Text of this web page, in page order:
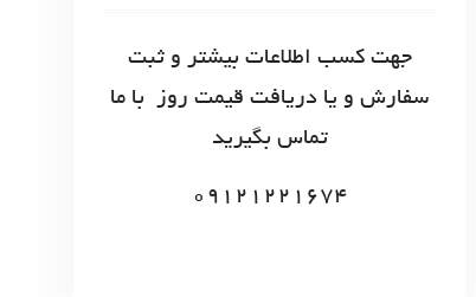
جهت کسب اطلاعات بیشتر و ثبت
سفارش و یا دریافت قیمت روز با ما
تماس بگیرید
09121221674